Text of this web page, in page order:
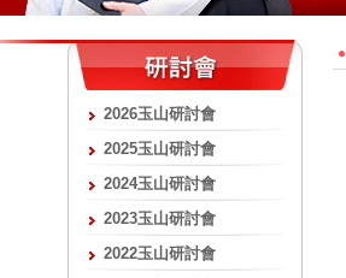
2026玉山研討會
2025玉山研討會
2024玉山研討會
2023玉山研討會
2022玉山研討會